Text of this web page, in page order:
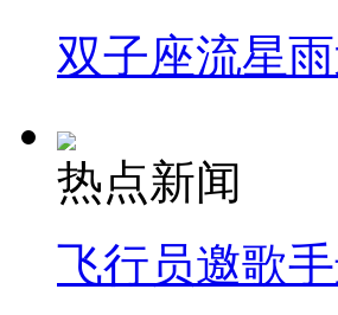
双子座流星
热点新闻
飞行员邀歌